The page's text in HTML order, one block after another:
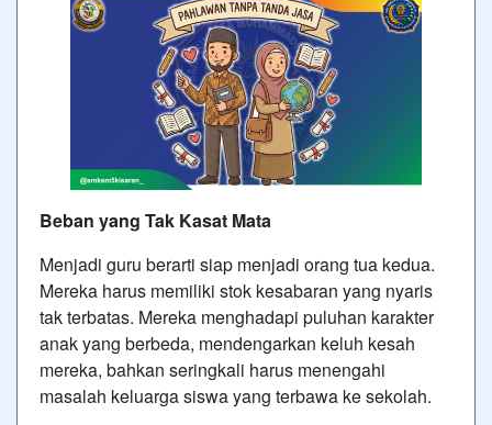
Beban yang Tak Kasat Mata
Menjadi guru berarti siap menjadi orang tua kedua.
Mereka harus memiliki stok kesabaran yang nyaris
tak terbatas. Mereka menghadapi puluhan karakter
anak yang berbeda, mendengarkan keluh kesah
mereka, bahkan seringkali harus menengahi
masalah keluarga siswa yang terbawa ke sekolah.